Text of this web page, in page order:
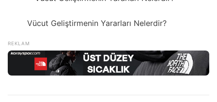
Vücut Geliştirmenin Yararları Nelerdir?